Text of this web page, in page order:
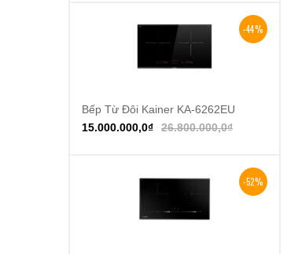
-44%
Thêm vào giỏ hàng
Bếp Từ Đôi Kainer KA-6262EU
26.800.000,0₫
15.000.000,0₫
-52%